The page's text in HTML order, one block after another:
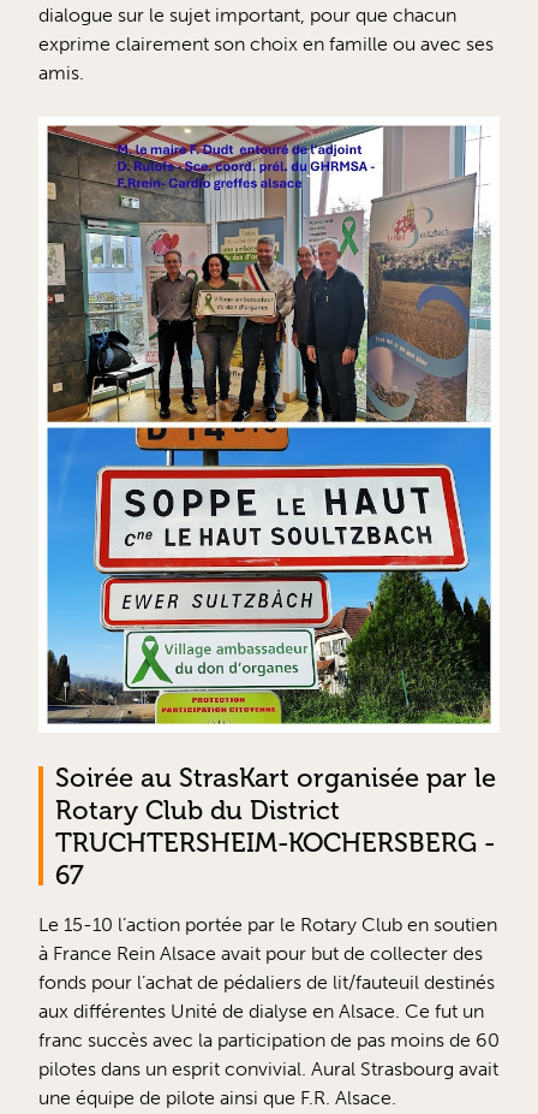
dialogue sur le sujet important, pour que chacun
exprime clairement son choix en famille ou avec ses
amis.
Soirée au StrasKart organisée par le
Rotary Club du District
TRUCHTERSHEIM-KOCHERSBERG -
67
Le 15-10 l’action portée par le Rotary Club en soutien
à France Rein Alsace avait pour but de collecter des
fonds pour l’achat de pédaliers de lit/fauteuil destinés
aux différentes Unité de dialyse en Alsace. Ce fut un
franc succès avec la participation de pas moins de 60
pilotes dans un esprit convivial. Aural Strasbourg avait
une équipe de pilote ainsi que F.R. Alsace.